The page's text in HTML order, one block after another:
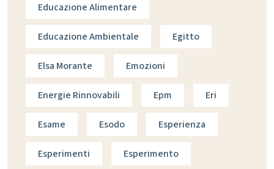
Educazione Alimentare
Educazione Ambientale Egitto
Elsa Morante Emozioni
Energie Rinnovabili Epm Eri
Esame Esodo Esperienza
Esperimenti Esperimento